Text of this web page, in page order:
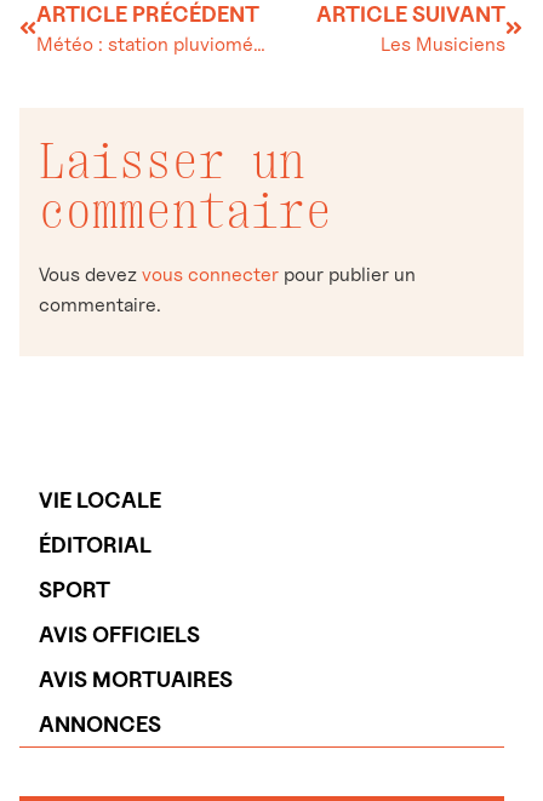
VIE LOCALE
ÉDITORIAL
SPORT
AVIS OFFICIELS
AVIS MORTUAIRES
ANNONCES
ARTICLE PRÉCÉDENT
Météo : station pluviométrique Les Bioux J.-C. Gerber
ARTICLE SUIVANT
Les Musiciens
Laisser un
commentaire
Vous devez vous connecter pour publier un
commentaire.